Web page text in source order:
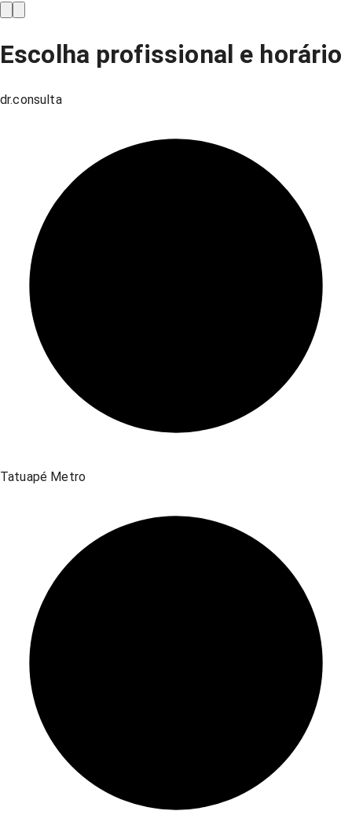
Escolha profissional e horário
dr.consulta
Tatuapé Metro